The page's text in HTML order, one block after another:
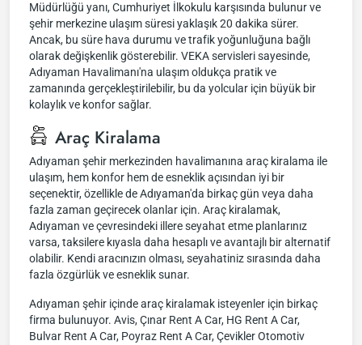
Müdürlüğü yanı, Cumhuriyet İlkokulu karşısında bulunur ve
şehir merkezine ulaşım süresi yaklaşık 20 dakika sürer.
Ancak, bu süre hava durumu ve trafik yoğunluğuna bağlı
olarak değişkenlik gösterebilir. VEKA servisleri sayesinde,
Adıyaman Havalimanı'na ulaşım oldukça pratik ve
zamanında gerçekleştirilebilir, bu da yolcular için büyük bir
kolaylık ve konfor sağlar.
Araç Kiralama
Adıyaman şehir merkezinden havalimanına araç kiralama ile
ulaşım, hem konfor hem de esneklik açısından iyi bir
seçenektir, özellikle de Adıyaman'da birkaç gün veya daha
fazla zaman geçirecek olanlar için. Araç kiralamak,
Adıyaman ve çevresindeki illere seyahat etme planlarınız
varsa, taksilere kıyasla daha hesaplı ve avantajlı bir alternatif
olabilir. Kendi aracınızın olması, seyahatiniz sırasında daha
fazla özgürlük ve esneklik sunar.
Adıyaman şehir içinde araç kiralamak isteyenler için birkaç
firma bulunuyor. Avis, Çınar Rent A Car, HG Rent A Car,
Bulvar Rent A Car, Poyraz Rent A Car, Çevikler Otomotiv